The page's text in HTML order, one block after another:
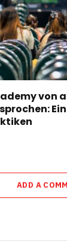
von
ADD A